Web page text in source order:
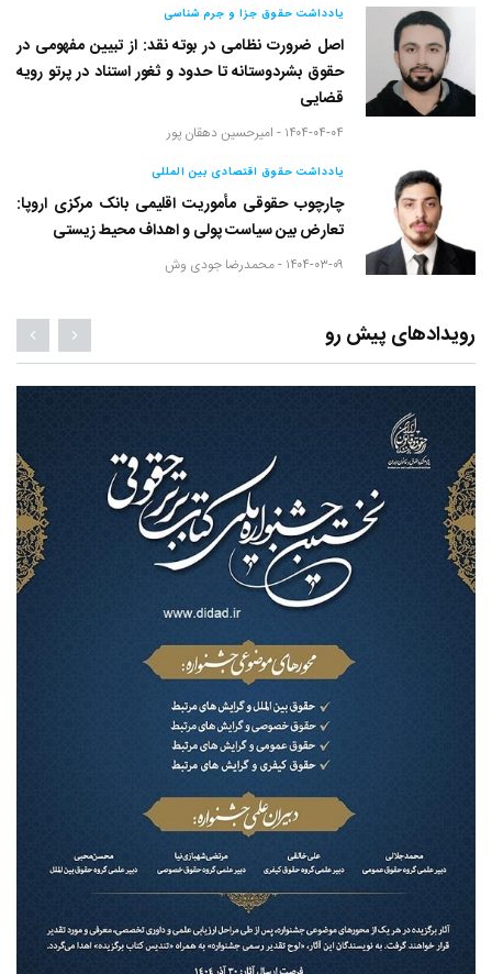
یادداشت حقوق جزا و جرم شناسی
اصل ضرورت نظامی در بوته نقد: از تبیین مفهومی در
حقوق بشردوستانه تا حدود و ثغور استناد در پرتو رویه
قضایی
۱۴۰۴-۰۴-۰۴ - امیرحسین دهقان پور
یادداشت حقوق اقتصادی بین المللی
چارچوب حقوقی مأموریت اقلیمی بانک مرکزی اروپا:
تعارض بین سیاست پولی و اهداف محیط زیستی
۱۴۰۴-۰۳-۰۹ - محمدرضا جودی وش
رویدادهای پیش رو